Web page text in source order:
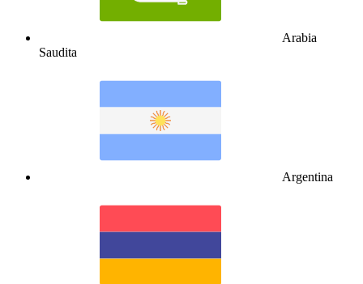
Arabia
Saudita
Argentina